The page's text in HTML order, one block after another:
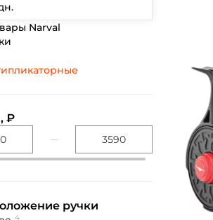
Narval
₽
ручки
4